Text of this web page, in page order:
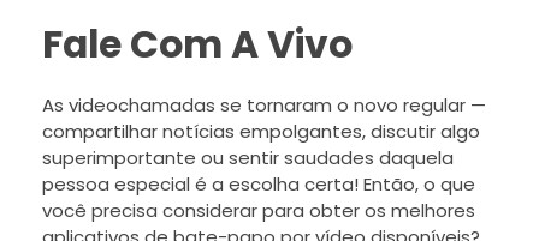
Fale Com A Vivo
As videochamadas se tornaram o novo regular —
compartilhar notícias empolgantes, discutir algo
superimportante ou sentir saudades daquela
pessoa especial é a escolha certa! Então, o que
você precisa considerar para obter os melhores